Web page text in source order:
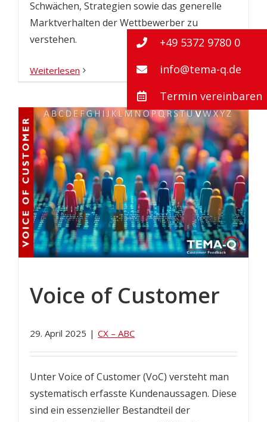
Schwächen, Strategien sowie das generelle
Marktverhalten der Wettbewerber zu
verstehen.
Weiterlesen
Voice of Customer
29. April 2025 | CX – ABC
Unter Voice of Customer (VoC) versteht man
systematisch erfasste Kundenaussagen. Diese
sind ein essenzieller Bestandteil der
+49 5372 9780 0
info@tema-q.de
Termin vereinbaren